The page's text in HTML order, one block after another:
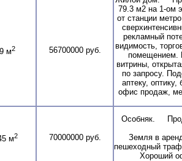
м2 56700000 руб.
79.3 м2 на 1-ом
от станции
рекламный
видимость,
помещением.
витрины,
по запросу.
аптеку,
офис продаж,
м2 70000000 руб.
Особняк.
Земля в
пешеходный
Хороший